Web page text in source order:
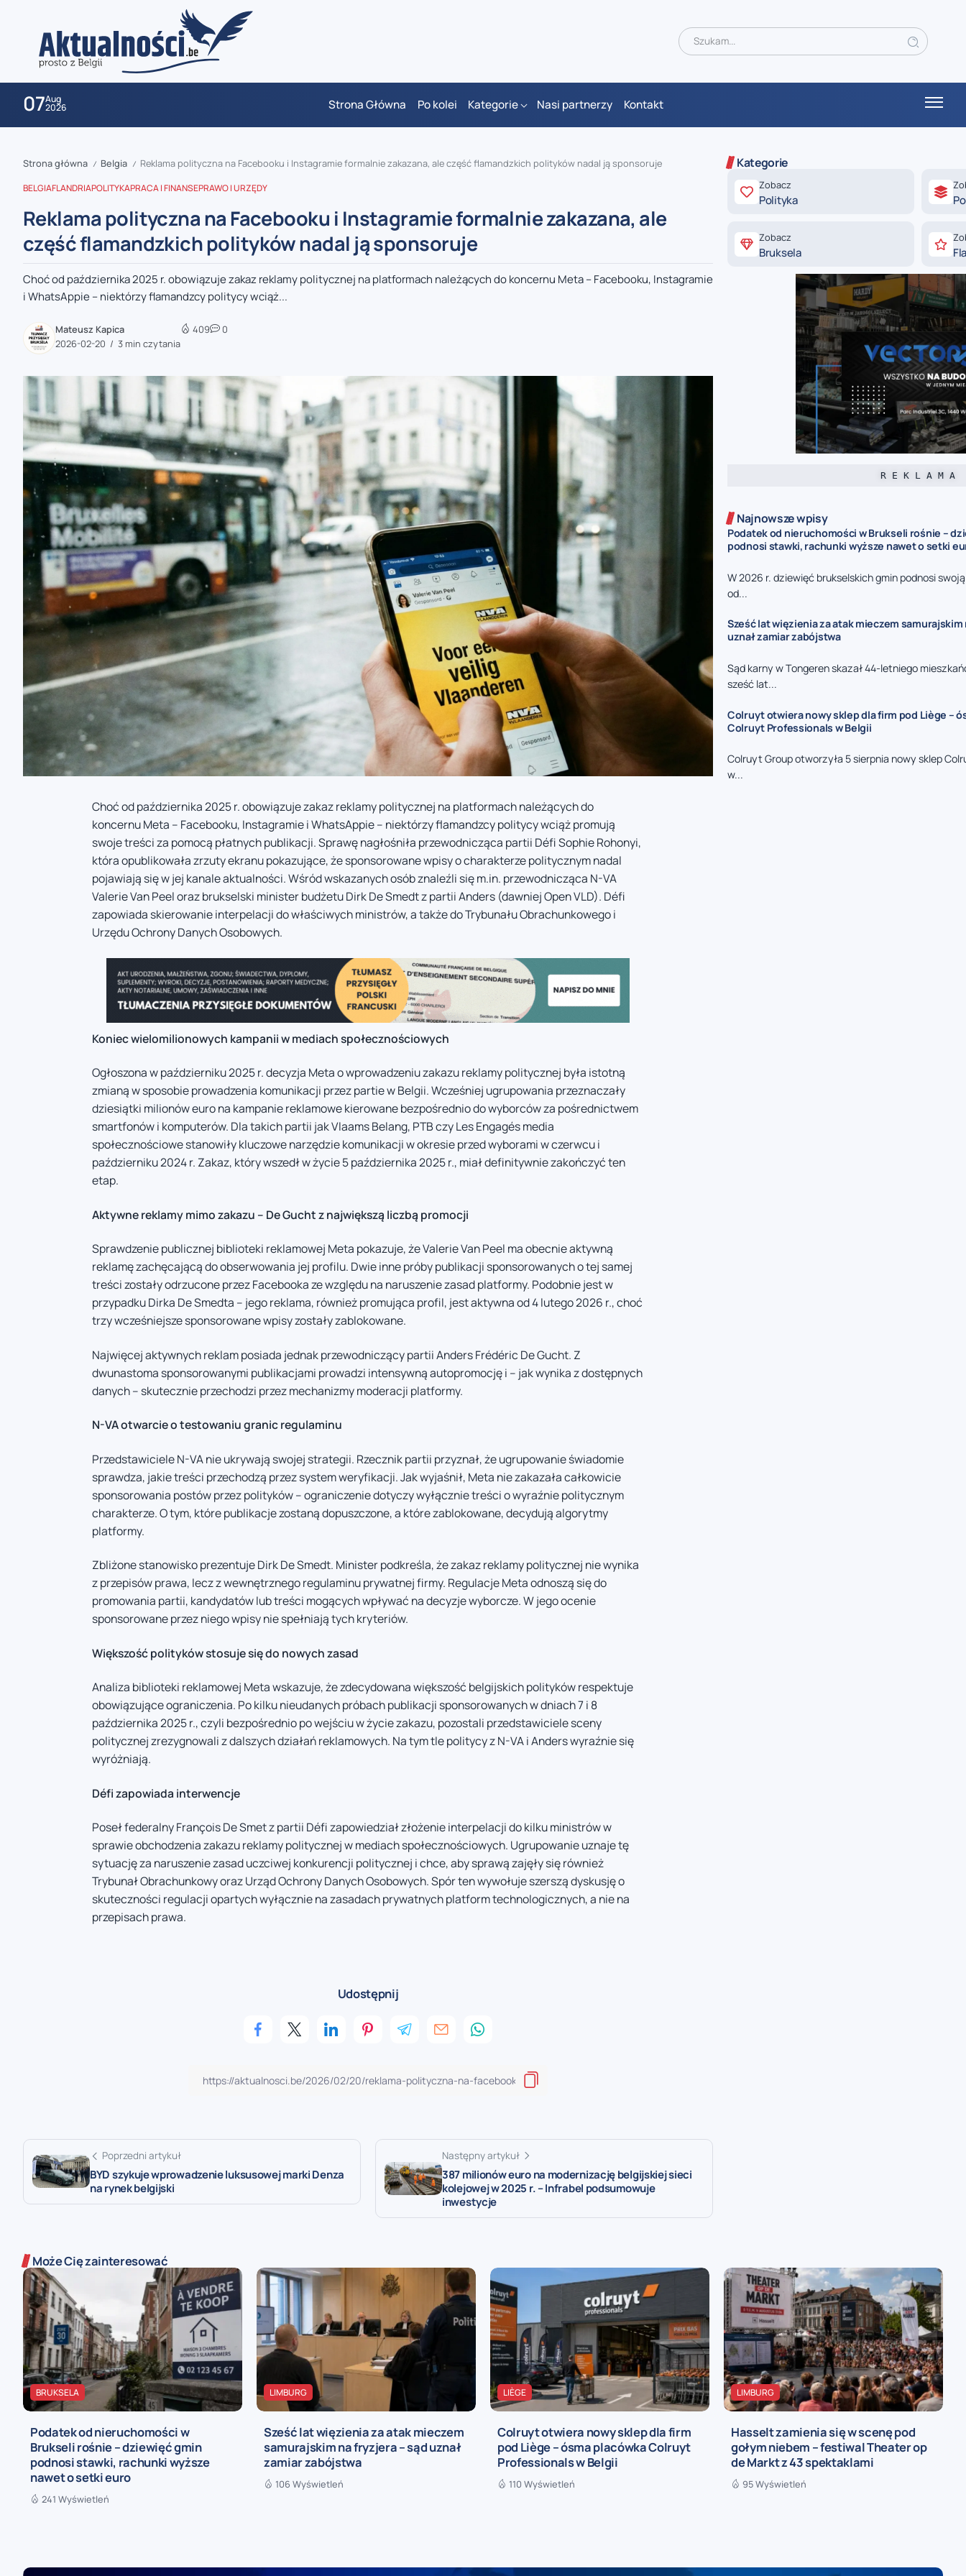
07Aug
2026 Strona Główna Po kolei Kategorie Nasi partnerzy Kontakt
zaobserwuj nas
zaobserwuj nas
zaobserwuj nas
zaobserwuj nas
zaobserwuj nas
Strona główna / Belgia / Reklama polityczna na Facebooku i Instagramie formalnie zakazana, ale część flamandzkich polityków nadal ją sponsoruje
BELGIAFLANDRIAPOLITYKAPRACA I FINANSEPRAWO I URZĘDY
Reklama polityczna na Facebooku i Instagramie formalnie zakazana, ale
część flamandzkich polityków nadal ją sponsoruje
Choć od października 2025 r. obowiązuje zakaz reklamy politycznej na platformach należących do koncernu Meta – Facebooku, Instagramie
i WhatsAppie – niektórzy flamandzcy politycy wciąż...
Mateusz Kapica
2026-02-20
3 min czytania
409 0
Choć od października 2025 r. obowiązuje zakaz reklamy politycznej na platformach należących do
koncernu Meta – Facebooku, Instagramie i WhatsAppie – niektórzy flamandzcy politycy wciąż promują
swoje treści za pomocą płatnych publikacji. Sprawę nagłośniła przewodnicząca partii Défi Sophie Rohonyi,
która opublikowała zrzuty ekranu pokazujące, że sponsorowane wpisy o charakterze politycznym nadal
pojawiają się w jej kanale aktualności. Wśród wskazanych osób znaleźli się m.in. przewodnicząca N-VA
Valerie Van Peel oraz brukselski minister budżetu Dirk De Smedt z partii Anders (dawniej Open VLD). Défi
zapowiada skierowanie interpelacji do właściwych ministrów, a także do Trybunału Obrachunkowego i
Urzędu Ochrony Danych Osobowych.
Koniec wielomilionowych kampanii w mediach społecznościowych
Ogłoszona w październiku 2025 r. decyzja Meta o wprowadzeniu zakazu reklamy politycznej była istotną
zmianą w sposobie prowadzenia komunikacji przez partie w Belgii. Wcześniej ugrupowania przeznaczały
dziesiątki milionów euro na kampanie reklamowe kierowane bezpośrednio do wyborców za pośrednictwem
smartfonów i komputerów. Dla takich partii jak Vlaams Belang, PTB czy Les Engagés media
społecznościowe stanowiły kluczowe narzędzie komunikacji w okresie przed wyborami w czerwcu i
październiku 2024 r. Zakaz, który wszedł w życie 5 października 2025 r., miał definitywnie zakończyć ten
etap.
Aktywne reklamy mimo zakazu – De Gucht z największą liczbą promocji
Sprawdzenie publicznej biblioteki reklamowej Meta pokazuje, że Valerie Van Peel ma obecnie aktywną
reklamę zachęcającą do obserwowania jej profilu. Dwie inne próby publikacji sponsorowanych o tej samej
treści zostały odrzucone przez Facebooka ze względu na naruszenie zasad platformy. Podobnie jest w
przypadku Dirka De Smedta – jego reklama, również promująca profil, jest aktywna od 4 lutego 2026 r., choć
trzy wcześniejsze sponsorowane wpisy zostały zablokowane.
Najwięcej aktywnych reklam posiada jednak przewodniczący partii Anders Frédéric De Gucht. Z
dwunastoma sponsorowanymi publikacjami prowadzi intensywną autopromocję i – jak wynika z dostępnych
danych – skutecznie przechodzi przez mechanizmy moderacji platformy.
N-VA otwarcie o testowaniu granic regulaminu
Przedstawiciele N-VA nie ukrywają swojej strategii. Rzecznik partii przyznał, że ugrupowanie świadomie
sprawdza, jakie treści przechodzą przez system weryfikacji. Jak wyjaśnił, Meta nie zakazała całkowicie
sponsorowania postów przez polityków – ograniczenie dotyczy wyłącznie treści o wyraźnie politycznym
charakterze. O tym, które publikacje zostaną dopuszczone, a które zablokowane, decydują algorytmy
platformy.
Zbliżone stanowisko prezentuje Dirk De Smedt. Minister podkreśla, że zakaz reklamy politycznej nie wynika
z przepisów prawa, lecz z wewnętrznego regulaminu prywatnej firmy. Regulacje Meta odnoszą się do
promowania partii, kandydatów lub treści mogących wpływać na decyzje wyborcze. W jego ocenie
sponsorowane przez niego wpisy nie spełniają tych kryteriów.
Większość polityków stosuje się do nowych zasad
Analiza biblioteki reklamowej Meta wskazuje, że zdecydowana większość belgijskich polityków respektuje
obowiązujące ograniczenia. Po kilku nieudanych próbach publikacji sponsorowanych w dniach 7 i 8
października 2025 r., czyli bezpośrednio po wejściu w życie zakazu, pozostali przedstawiciele sceny
politycznej zrezygnowali z dalszych działań reklamowych. Na tym tle politycy z N-VA i Anders wyraźnie się
wyróżniają.
Défi zapowiada interwencje
Poseł federalny François De Smet z partii Défi zapowiedział złożenie interpelacji do kilku ministrów w
sprawie obchodzenia zakazu reklamy politycznej w mediach społecznościowych. Ugrupowanie uznaje tę
sytuację za naruszenie zasad uczciwej konkurencji politycznej i chce, aby sprawą zajęły się również
Trybunał Obrachunkowy oraz Urząd Ochrony Danych Osobowych. Spór ten wywołuje szerszą dyskusję o
skuteczności regulacji opartych wyłącznie na zasadach prywatnych platform technologicznych, a nie na
przepisach prawa.
Udostępnij
Poprzedni artykuł
BYD szykuje wprowadzenie luksusowej marki Denza
na rynek belgijski
Następny artykuł
387 milionów euro na modernizację belgijskiej sieci
kolejowej w 2025 r. – Infrabel podsumowuje
inwestycje
Kategorie
Zobacz
Polityka
Zobacz
Bruksela
R E K L A M A
Najnowsze wpisy
Podatek od nieruchomości w Brukseli rośnie –
podnosi stawki, rachunki wyższe nawet o setki
W 2026 r. dziewięć brukselskich gmin podnosi
od...
Sześć lat więzienia za atak mieczem samurajskim
uznał zamiar zabójstwa
Sąd karny w Tongeren skazał 44-letniego
sześć lat...
Colruyt otwiera nowy sklep dla firm pod Liège –
Colruyt Professionals w Belgii
Colruyt Group otworzyła 5 sierpnia nowy sklep
w...
Może Cię zainteresować
BRUKSELA
Podatek od nieruchomości w
Brukseli rośnie – dziewięć gmin
podnosi stawki, rachunki wyższe
nawet o setki euro
241 Wyświetleń
LIMBURG
Sześć lat więzienia za atak mieczem
samurajskim na fryzjera – sąd uznał
zamiar zabójstwa
106 Wyświetleń
LIÈGE
Colruyt otwiera nowy sklep dla firm
pod Liège – ósma placówka Colruyt
Professionals w Belgii
110 Wyświetleń
LIMBURG
Hasselt zamienia się w scenę pod
gołym niebem – festiwal Theater op
de Markt z 43 spektaklami
95 Wyświetleń